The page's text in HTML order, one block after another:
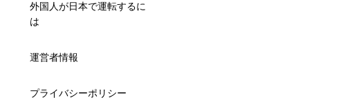
外国人が日本で運転するに
は
運営者情報
プライバシーポリシー